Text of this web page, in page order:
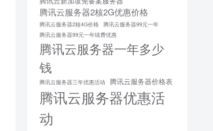
腾讯云服务器2核2G优惠价格
腾讯云服务器2核4G价格
腾讯云服务器99元一年
腾讯云服务器99元一年续费优惠
腾讯云服务器一年多少
钱
腾讯云服务器三年优惠活动 腾讯云服务器价格表
腾讯云服务器优惠活
动